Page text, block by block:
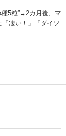
5粒”→2カ月後、マ
凄い！」「ダイソ